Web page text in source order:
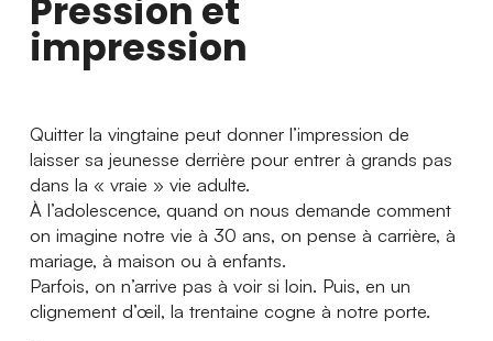
Pression et
impression
Quitter la vingtaine peut donner l’impression de
laisser sa jeunesse derrière pour entrer à grands pas
dans la « vraie » vie adulte.
À l’adolescence, quand on nous demande comment
on imagine notre vie à 30 ans, on pense à carrière, à
mariage, à maison ou à enfants.
Parfois, on n’arrive pas à voir si loin. Puis, en un
clignement d’œil, la trentaine cogne à notre porte.